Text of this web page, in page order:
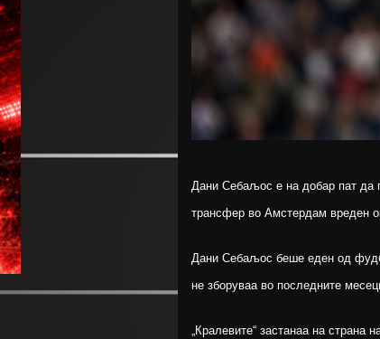
Дани Себаљос е на добар пат да
трансфер во Амстердам вреден
Дани Себаљос беше еден од
не зборуваа во последните
„Кралевите“ застанаа на страна